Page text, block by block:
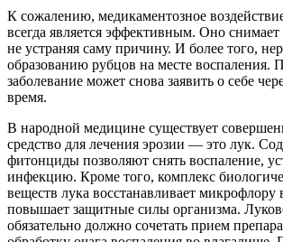
К сожалению, медикаментозное
всегда является эффективным. Оно
не устраняя саму причину. И более того,
образованию рубцов на месте воспаления.
заболевание может снова заявить о себе
время.
В народной медицине существует
средство для лечения эрозии — это лук.
фитонциды позволяют снять воспаление,
инфекцию. Кроме того, комплекс
веществ лука восстанавливает микрофлору
повышает защитные силы организма.
обязательно должно сочетать прием